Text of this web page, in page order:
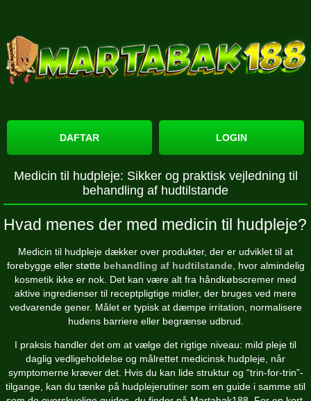
DAFTAR LOGIN
Medicin til hudpleje: Sikker og praktisk vejledning til
behandling af hudtilstande
Hvad menes der med medicin til hudpleje?
Medicin til hudpleje dækker over produkter, der er udviklet til at
forebygge eller støtte behandling af hudtilstande, hvor almindelig
kosmetik ikke er nok. Det kan være alt fra håndkøbscremer med
aktive ingredienser til receptpligtige midler, der bruges ved mere
vedvarende gener. Målet er typisk at dæmpe irritation, normalisere
hudens barriere eller begrænse udbrud.
I praksis handler det om at vælge det rigtige niveau: mild pleje til
daglig vedligeholdelse og målrettet medicinsk hudpleje, når
symptomerne kræver det. Hvis du kan lide struktur og “trin-for-trin”-
tilgange, kan du tænke på hudplejerutiner som en guide i samme stil